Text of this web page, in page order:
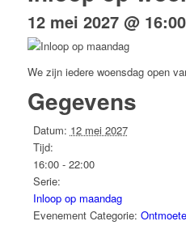
12 mei 2027 @ 16:00
We zijn iedere woensdag open
Gegevens
Datum: 12 mei 2027
Tijd:
16:00 - 22:00
Serie:
Inloop op maandag
Evenement Categorie: